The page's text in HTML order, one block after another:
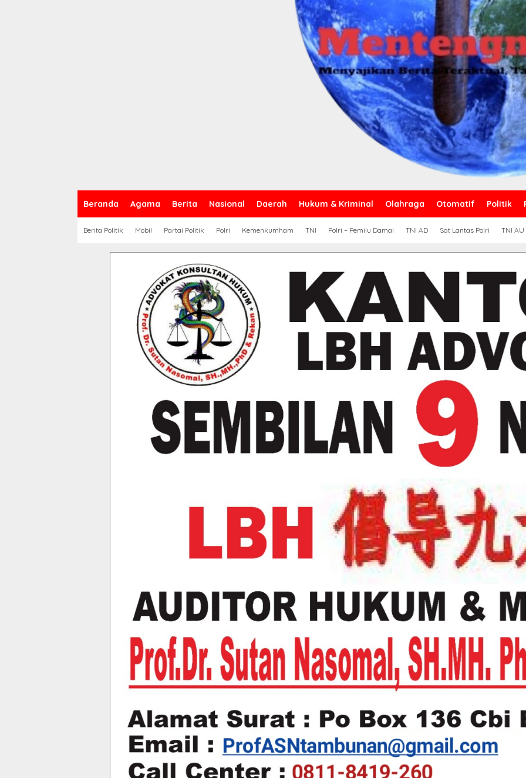
Beranda Agama Berita Nasional Daerah Hukum & Kriminal Olahraga Otomatif Politik
Berita Politik Mobil Partai Politik Polri Kemenkumham TNI Polri – Pemilu Damai TNI AD Sat Lantas Polri TNI AU